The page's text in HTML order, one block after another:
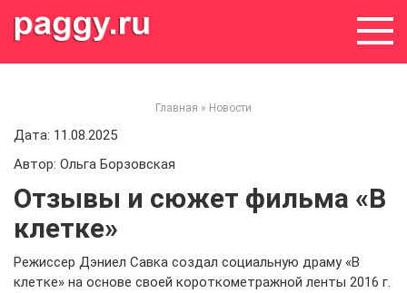
Главная » Новости
Дата: 11.08.2025
Автор: Ольга Борзовская
Отзывы и сюжет фильма «В
клетке»
Режиссер Дэниел Савка создал социальную драму «В
клетке» на основе своей короткометражной ленты 2016 г.